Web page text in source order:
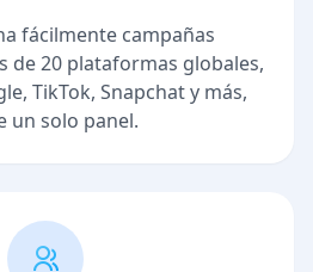
fácilmente campañas
de 20 plataformas globales,
TikTok, Snapchat y más,
un solo panel.